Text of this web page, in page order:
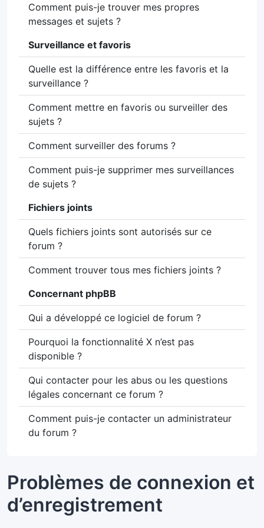
Comment puis-je trouver mes propres
messages et sujets ?
Surveillance et favoris
Quelle est la différence entre les favoris et la
surveillance ?
Comment mettre en favoris ou surveiller des
sujets ?
Comment surveiller des forums ?
Comment puis-je supprimer mes surveillances
de sujets ?
Fichiers joints
Quels fichiers joints sont autorisés sur ce
forum ?
Comment trouver tous mes fichiers joints ?
Concernant phpBB
Qui a développé ce logiciel de forum ?
Pourquoi la fonctionnalité X n’est pas
disponible ?
Qui contacter pour les abus ou les questions
légales concernant ce forum ?
Comment puis-je contacter un administrateur
du forum ?
Problèmes de connexion et
d’enregistrement